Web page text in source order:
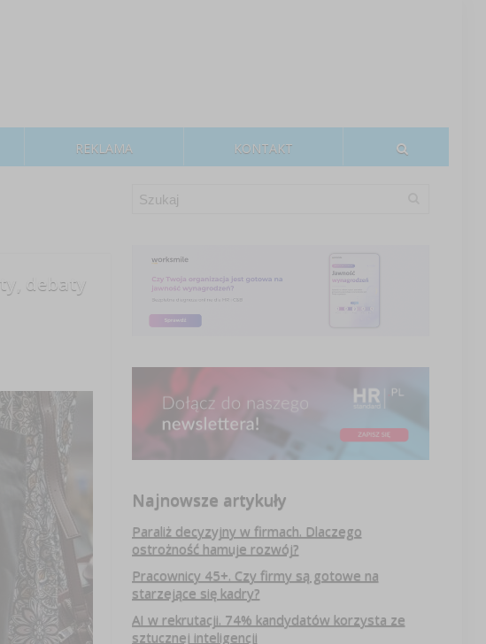
REKLAMA KONTAKT
debaty
Najnowsze artykuły
Paraliż decyzyjny w firmach. Dlaczego
ostrożność hamuje rozwój?
Pracownicy 45+. Czy firmy są gotowe na
starzejące się kadry?
AI w rekrutacji. 74% kandydatów korzysta ze
sztucznej inteligencji